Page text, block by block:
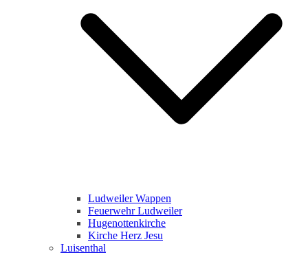
Ludweiler Wappen
Feuerwehr Ludweiler
Hugenottenkirche
Kirche Herz Jesu
Luisenthal